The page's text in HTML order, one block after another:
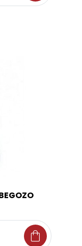
shopping_bag